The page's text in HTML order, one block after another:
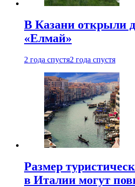
В Казани открыли
«Елмай»
2 года спустя2 года спустя
Размер
в Италии могут